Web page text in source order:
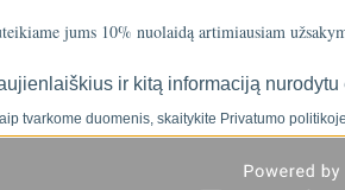
jums 10% nuolaidą artimiausiam
ir kitą informaciją
tvarkome duomenis, skaitykite Privatumo